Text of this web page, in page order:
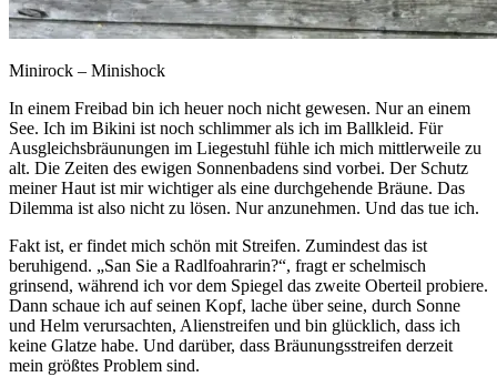
Minirock – Minishock
In einem Freibad bin ich heuer noch nicht gewesen. Nur an einem
See. Ich im Bikini ist noch schlimmer als ich im Ballkleid. Für
Ausgleichsbräunungen im Liegestuhl fühle ich mich mittlerweile zu
alt. Die Zeiten des ewigen Sonnenbadens sind vorbei. Der Schutz
meiner Haut ist mir wichtiger als eine durchgehende Bräune. Das
Dilemma ist also nicht zu lösen. Nur anzunehmen. Und das tue ich.
Fakt ist, er findet mich schön mit Streifen. Zumindest das ist
beruhigend. „San Sie a Radlfoahrarin?“, fragt er schelmisch
grinsend, während ich vor dem Spiegel das zweite Oberteil probiere.
Dann schaue ich auf seinen Kopf, lache über seine, durch Sonne
und Helm verursachten, Alienstreifen und bin glücklich, dass ich
keine Glatze habe. Und darüber, dass Bräunungsstreifen derzeit
mein größtes Problem sind.